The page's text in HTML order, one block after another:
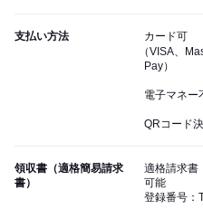
支払い方法
カード可
（VISA、
Pay）
電子マネー
QRコード
領収書（適格簡易請求
書）
適格請求書
可能
登録番号：